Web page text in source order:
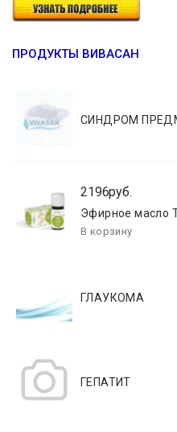
ПРОДУКТЫ ВИВАСАН
СИНДРОМ
2196руб.
Эфирное масло
ГЛАУКОМА
ГЕПАТИТ